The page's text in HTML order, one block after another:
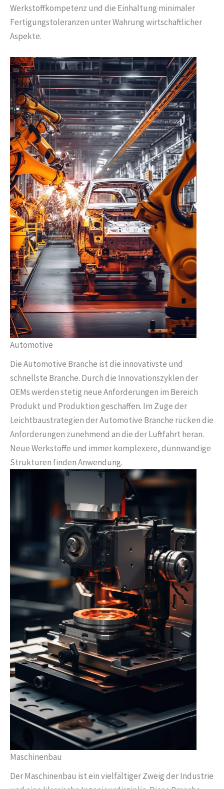
Werkstoffkompetenz und die Einhaltung minimaler
Fertigungstoleranzen unter Wahrung wirtschaftlicher
Aspekte.
Automotive
Die Automotive Branche ist die innovativste und
schnellste Branche. Durch die Innovationszyklen der
OEMs werden stetig neue Anforderungen im Bereich
Produkt und Produktion geschaffen. Im Zuge der
Leichtbaustrategien der Automotive Branche rücken die
Anforderungen zunehmend an die der Luftfahrt heran.
Neue Werkstoffe und immer komplexere, dünnwandige
Strukturen finden Anwendung.
Maschinenbau
Der Maschinenbau ist ein vielfältiger Zweig der Industrie